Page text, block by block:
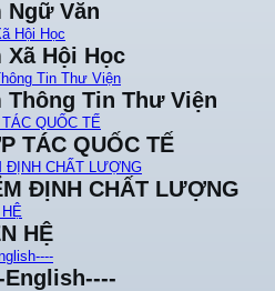
Ngữ Văn
Hội Học
Xã Hội Học
Tin Thư Viện
Thông Tin Thư Viện
QUỐC TẾ
TÁC QUỐC TẾ
ĐỊNH CHẤT LƯỢNG
ĐỊNH CHẤT LƯỢNG
HỆ
HỆ
English----